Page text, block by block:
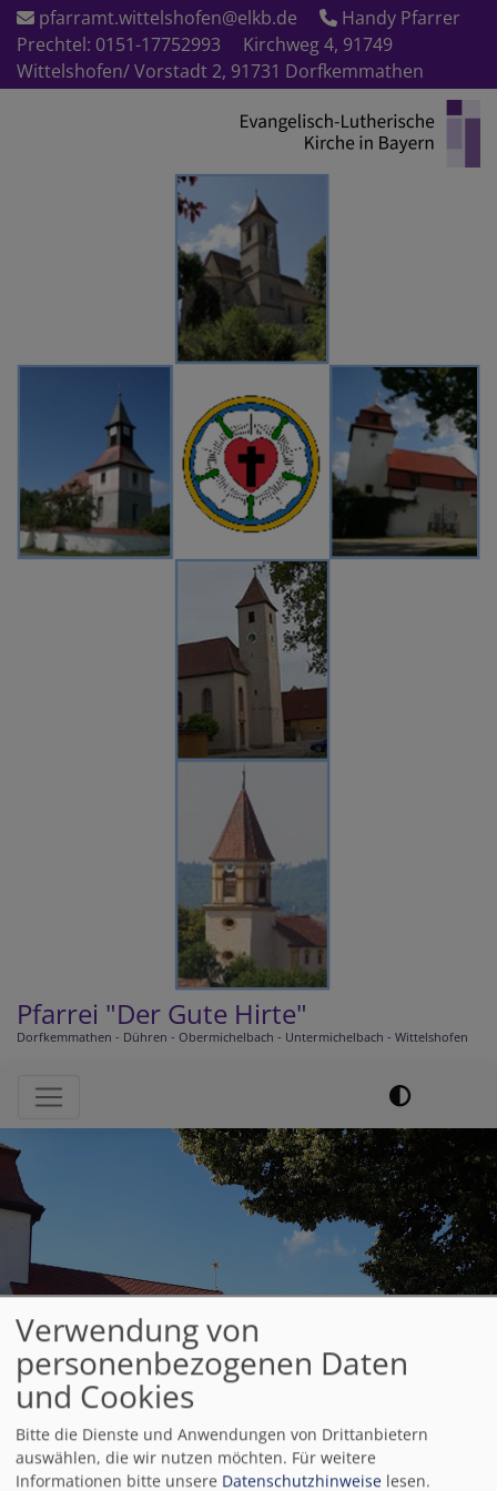
Direkt
zum
Inhalt
pfarramt.wittelshofen@elkb.de
Handy Pfarrer
Prechtel: 0151-17752993
Kirchweg 4, 91749
Wittelshofen/ Vorstadt 2, 91731 Dorfkemmathen
Pfarrei "Der Gute Hirte"
Dorfkemmathen - Dühren - Obermichelbach - Untermichelbach - Wittelshofen
Hauptnavigation
Startseite Obermichelbach
Obermichelbach
Verwendung von
personenbezogenen Daten
und Cookies
Bitte die Dienste und Anwendungen von Drittanbietern
auswählen, die wir nutzen möchten. Für weitere
Informationen bitte unsere Datenschutzhinweise lesen.